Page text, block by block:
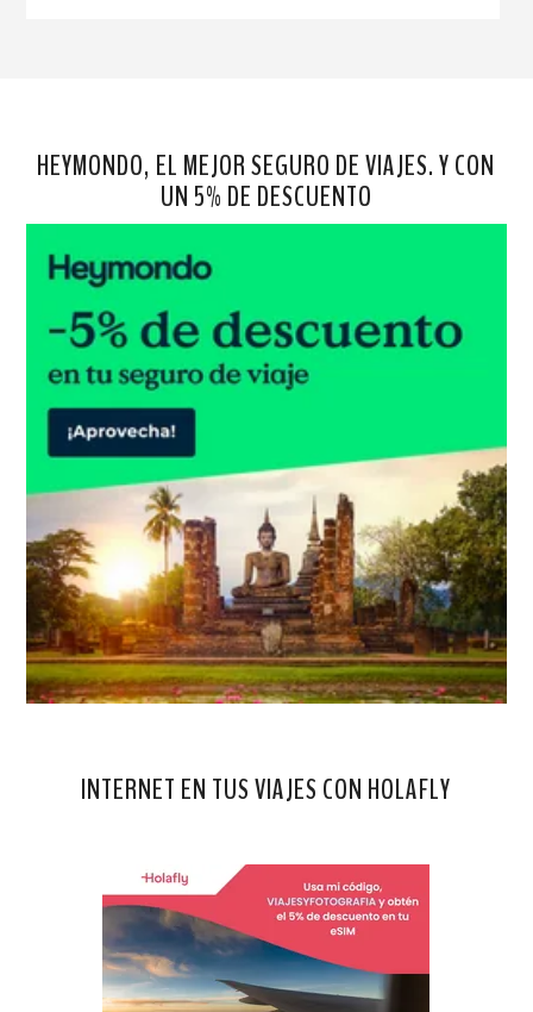
HEYMONDO, EL MEJOR SEGURO DE VIAJES. Y CON
UN 5% DE DESCUENTO
INTERNET EN TUS VIAJES CON HOLAFLY